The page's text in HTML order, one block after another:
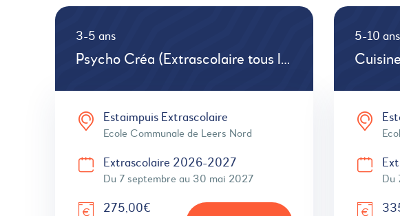
3-5 ans
Psycho Créa (Extrascolaire tous les mercredis)
Estaimpuis Extrascolaire
Ecole Communale de Leers Nord
Extrascolaire 2026-2027
Du 7 septembre au 30 mai 2027
275,00€
5-10 ans
Du